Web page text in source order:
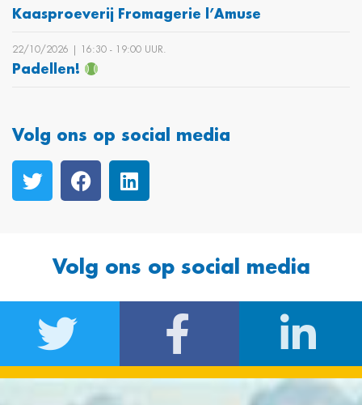
Kaasproeverij Fromagerie l’Amuse
22/10/2026 | 16:30 ‐ 19:00 UUR.
Padellen!
Volg ons op social media
Volg ons op social media